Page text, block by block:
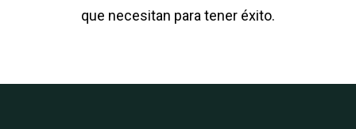
que necesitan para tener éxito.